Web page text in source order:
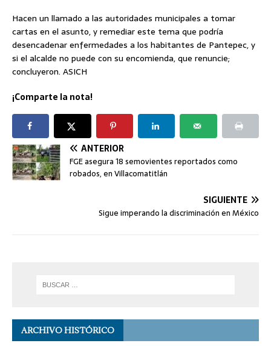
Hacen un llamado a las autoridades municipales a tomar
cartas en el asunto, y remediar este tema que podría
desencadenar enfermedades a los habitantes de Pantepec, y
si el alcalde no puede con su encomienda, que renuncie;
concluyeron. ASICH
¡Comparte la nota!
ANTERIOR
FGE asegura 18 semovientes reportados como
robados, en Villacomatitlán
SIGUIENTE
Sigue imperando la discriminación en México
ARCHIVO HISTÓRICO